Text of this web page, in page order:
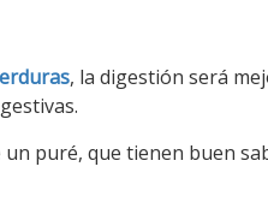
, la digestión será
puré, que tienen buen